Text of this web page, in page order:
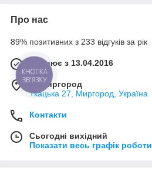
Про нас
89% позитивних з 233 відгуків за рік
Працює з 13.04.2016
м. Миргород
Ткацька 27, Миргород, Україна
Контакти
Сьогодні вихідний
Показати весь графік роботи
КНОПКА
ЗВ'ЯЗКУ